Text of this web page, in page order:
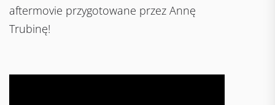
aftermovie przygotowane przez Annę
Trubinę!